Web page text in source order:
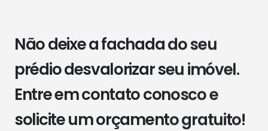
Não deixe a fachada do seu
prédio desvalorizar seu imóvel.
Entre em contato conosco e
solicite um orçamento gratuito!